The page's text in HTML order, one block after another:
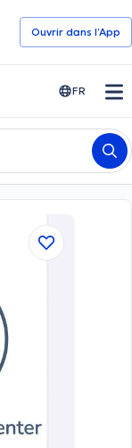
Ouvrir dans l’App
FR